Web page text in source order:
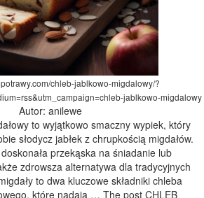
chleb-jablkowo-migdalowy/?
jablkowo-migdalowy
Autor: anilewe
to wyjątkowo smaczny wypiek, który
słodycz jabłek z chrupkością migdałów.
przekąska na śniadanie lub
zdrowsza alternatywa dla tradycyjnych
to dwa kluczowe składniki chleba
które nadają … The post CHLEB